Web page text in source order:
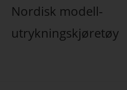
Nordisk modell-
utrykningskjøretøy